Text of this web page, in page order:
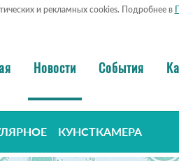
и рекламных cookies. Подробнее в
Новости События
КУНСТКАМЕРА